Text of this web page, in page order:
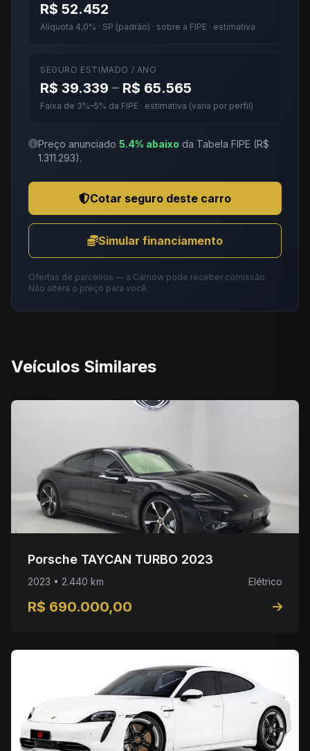
R$ 52.452
Alíquota 4,0% · SP (padrão) · sobre a FIPE · estimativa
SEGURO ESTIMADO / ANO
R$ 39.339 – R$ 65.565
Faixa de 3%–5% da FIPE · estimativa (varia por perfil)
Preço anunciado 5.4% abaixo da Tabela FIPE (R$
1.311.293).
Cotar seguro deste carro
Simular financiamento
Ofertas de parceiros — a Carnow pode receber comissão.
Não altera o preço para você.
Veículos Similares
Porsche TAYCAN TURBO 2023
2023 • 2.440 km Elétrico
R$ 690.000,00